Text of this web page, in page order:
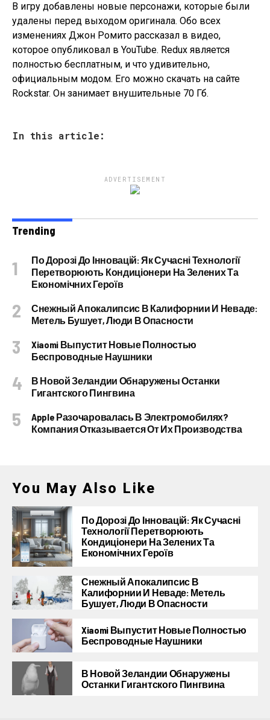
В игру добавлены новые персонажи, которые были
удалены перед выходом оригинала. Обо всех
изменениях Джон Ромито рассказал в видео,
которое опубликовал в YouTube. Redux является
полностью бесплатным, и что удивительно,
официальным модом. Его можно скачать на сайте
Rockstar. Он занимает внушительные 70 Гб.
In this article:
ADVERTISEMENT
Trending
По Дорозі До Інновацій: Як Сучасні Технології
Перетворюють Кондиціонери На Зелених Та
Економічних Героїв
Снежный Апокалипсис В Калифорнии И Неваде:
Метель Бушует, Люди В Опасности
Xiaomi Выпустит Новые Полностью
Беспроводные Наушники
В Новой Зеландии Обнаружены Останки
Гигантского Пингвина
Apple Разочаровалась В Электромобилях?
Компания Отказывается От Их Производства
You May Also Like
По Дорозі До Інновацій: Як Сучасні
Технології Перетворюють
Кондиціонери На Зелених Та
Економічних Героїв
Снежный Апокалипсис В
Калифорнии И Неваде: Метель
Бушует, Люди В Опасности
Xiaomi Выпустит Новые Полностью
Беспроводные Наушники
В Новой Зеландии Обнаружены
Останки Гигантского Пингвина